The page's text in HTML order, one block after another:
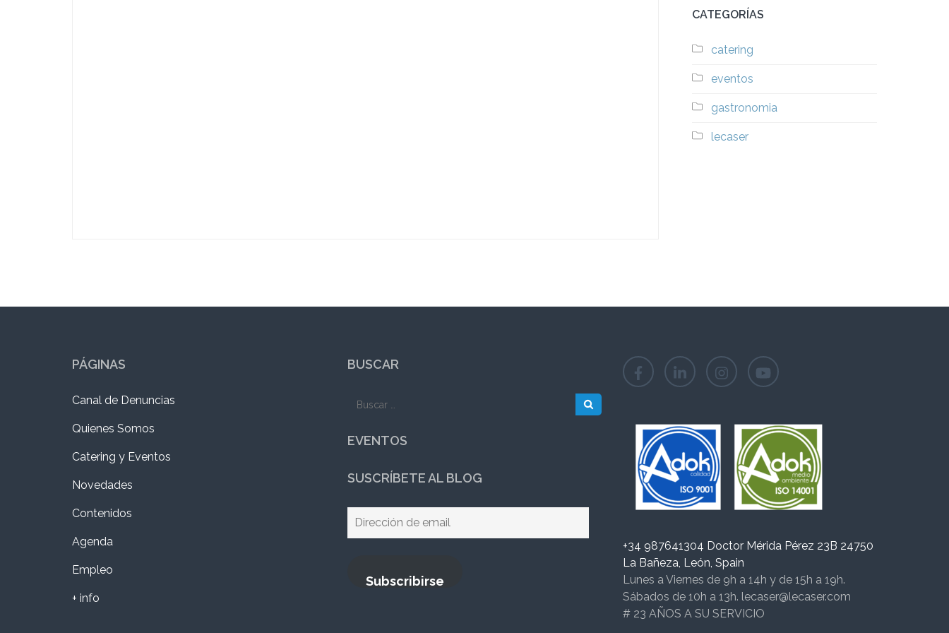
CATEGORÍAS
catering
eventos
gastronomia
lecaser
PÁGINAS
Canal de Denuncias
Quienes Somos
Catering y Eventos
Novedades
Contenidos
Agenda
Empleo
+ info
BUSCAR
Buscar:
EVENTOS
SUSCRÍBETE AL BLOG
Dirección
Subscribirse
+34 987641304 Doctor Mérida Pérez 23B 24750
La Bañeza, León, Spain
Lunes a Viernes de 9h a 14h y de 15h a 19h.
Sábados de 10h a 13h. lecaser@lecaser.com
# 23 AÑOS A SU SERVICIO